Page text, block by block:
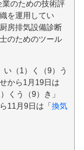
のための技術評
を運用してい
房排気設備診断
のためのツール
い（1）く（9）う
から1月19日は
くう（9）き」
11月9日は「 換気